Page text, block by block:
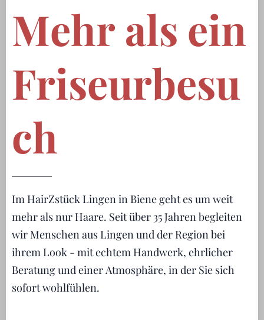
Mehr als ein
Friseurbesu
ch
Im HairZstück Lingen in Biene geht es um weit
mehr als nur Haare. Seit über 35 Jahren begleiten
wir Menschen aus Lingen und der Region bei
ihrem Look - mit echtem Handwerk, ehrlicher
Beratung und einer Atmosphäre, in der Sie sich
sofort wohlfühlen.